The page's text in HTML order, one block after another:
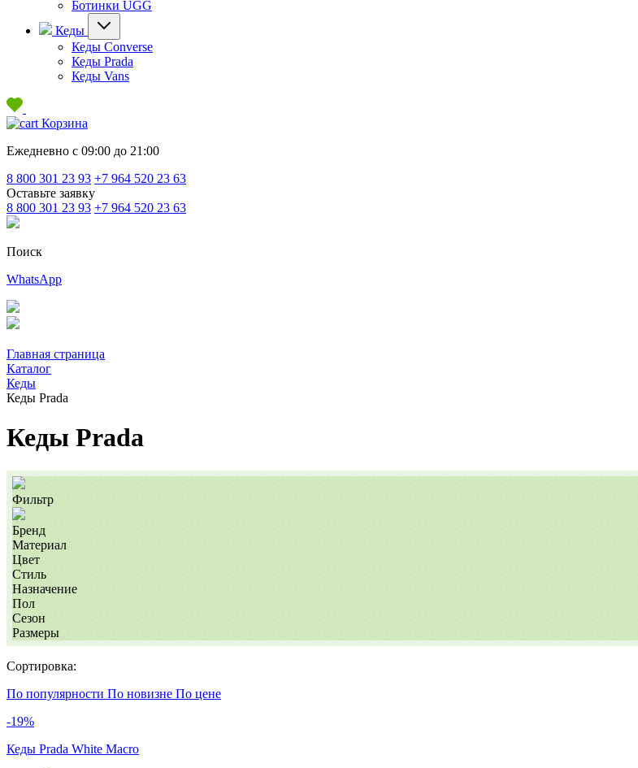
Ботинки UGG
Кеды
Кеды Converse
Кеды Prada
Кеды Vans
Корзина
Ежедневно с 09:00 до 21:00
8 800 301 23 93 +7 964 520 23 63
Оставьте заявку
8 800 301 23 93 +7 964 520 23 63
Поиск
WhatsApp
Главная страница
Каталог
Кеды
Кеды Prada
Кеды Prada
Фильтр
Бренд
Материал
Цвет
Стиль
Назначение
Пол
Сезон
Размеры
Сортировка:
По популярности По новизне По цене
-19%
Кеды Prada White Macro